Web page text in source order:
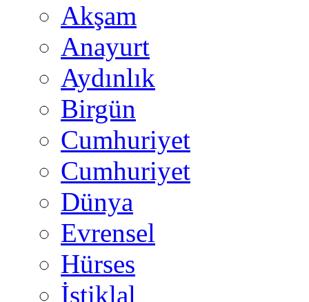
Akşam
Anayurt
Aydınlık
Birgün
Cumhuriyet
Cumhuriyet
Dünya
Evrensel
Hürses
İstiklal